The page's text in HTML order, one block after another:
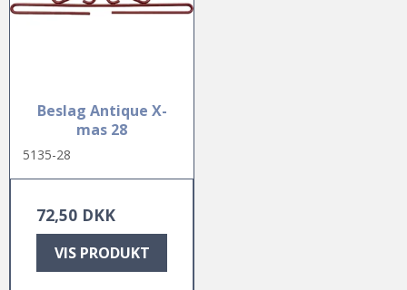
Beslag Antique X-
mas 28
5135-28
72,50 DKK
VIS PRODUKT